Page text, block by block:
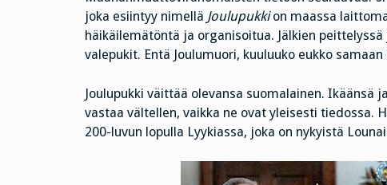
joka esiintyy nimellä Joulupukkion maassa
häikäilemätöntä ja organisoitua. Jälkien
valepukit. Entä Joulumuori, kuuluuko eukko
Joulupukki väittää olevansa suomalainen. Ikäänsä
vastaa vältellen, vaikka ne ovat yleisesti tiedossa.
200-luvun lopulla Lyykiassa, joka on nykyistä